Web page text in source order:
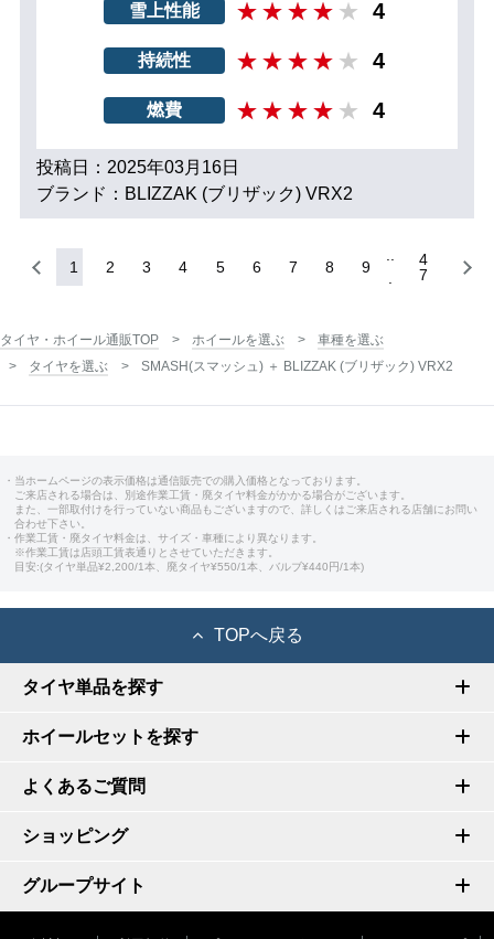
雪上性能 4
持続性 4
燃費 4
投稿日：2025年03月16日
ブランド：BLIZZAK (ブリザック) VRX2
1 2 3 4 5 6 7 8 9
4
7
タイヤ・ホイール通販TOP ホイールを選ぶ
車種を選ぶ
タイヤを選ぶ
SMASH(スマッシュ) ＋ BLIZZAK (ブリザック) VRX2
・当ホームページの表示価格は通信販売での購入価格となっております。
ご来店される場合は、別途作業工賃・廃タイヤ料金がかかる場合がございます。
また、一部取付けを行っていない商品もございますので、詳しくはご来店される店舗にお問い
合わせ下さい。
・作業工賃・廃タイヤ料金は、サイズ・車種により異なります。
※作業工賃は店頭工賃表通りとさせていただきます。
目安:(タイヤ単品¥2,200/1本、廃タイヤ¥550/1本、バルブ¥440円/1本)
TOPへ戻る
タイヤ単品を探す
ホイールセットを探す
よくあるご質問
ショッピング
グループサイト